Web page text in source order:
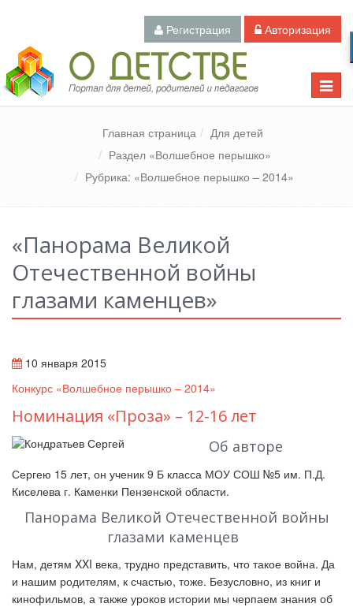
Регистрация Авторизация
Toggle
Педагогический портал «О детстве»
Главная страница
Для детей
Раздел «Волшебное перышко»
Рубрика: «Волшебное перышко – 2014»
«Панорама Великой
Отечественной войны
глазами каменцев»
10 января 2015
Конкурс «Волшебное перышко – 2014»
Номинация «Проза» – 12-16 лет
Об авторе
Сергею 15 лет, он ученик 9 Б класса МОУ СОШ №5 им. П.Д.
Киселева г. Каменки Пензенской области.
Панорама Великой Отечественной войны
глазами каменцев
Нам, детям XXI века, трудно представить, что такое война. Да
и нашим родителям, к счастью, тоже. Безусловно, из книг и
кинофильмов, а также уроков истории мы черпаем знания об